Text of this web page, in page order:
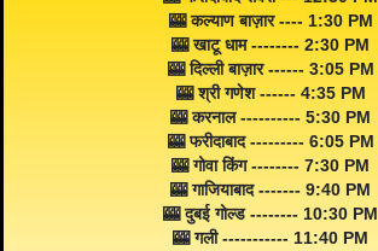
🎰 कल्याण बाज़ार ---- 1:30 PM
🎰 खाटू धाम -------- 2:30 PM
🎰 दिल्ली बाज़ार ------ 3:05 PM
🎰 श्री गणेश ------ 4:35 PM
🎰 करनाल ---------- 5:30 PM
🎰 फरीदाबाद --------- 6:05 PM
🎰 गोवा किंग -------- 7:30 PM
🎰 गाजियाबाद ------- 9:40 PM
🎰 दुबई गोल्ड -------- 10:30 PM
🎰 गली ----------- 11:40 PM